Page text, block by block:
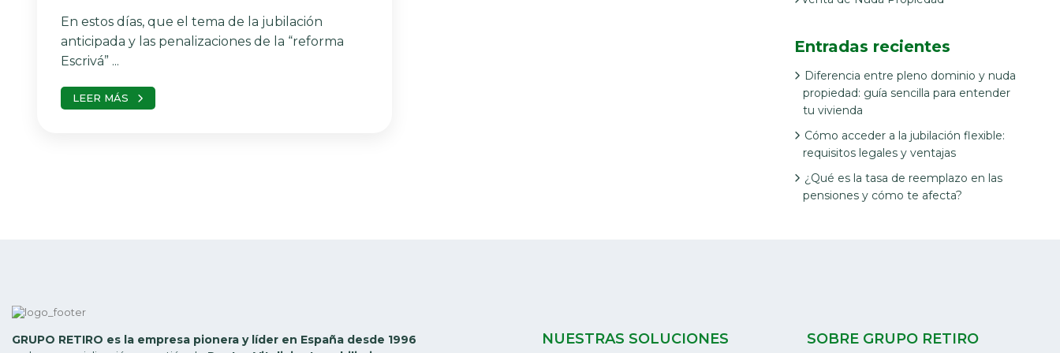
En estos días, que el tema de la jubilación
anticipada y las penalizaciones de la “reforma
Escrivá” ...
LEER MÁS
Entradas recientes
Diferencia entre pleno dominio y nuda
propiedad: guía sencilla para entender
tu vivienda
Cómo acceder a la jubilación flexible:
requisitos legales y ventajas
¿Qué es la tasa de reemplazo en las
pensiones y cómo te afecta?
GRUPO RETIRO es la empresa pionera y líder en España desde 1996
NUESTRAS SOLUCIONES SOBRE GRUPO RETIRO